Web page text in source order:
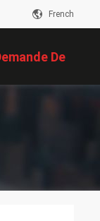
French
De
Soumission